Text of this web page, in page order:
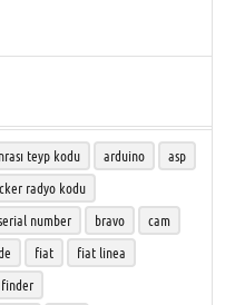
teyp kodu arduino
asp
radyo kodu
number bravo
cam
fiat
fiat linea